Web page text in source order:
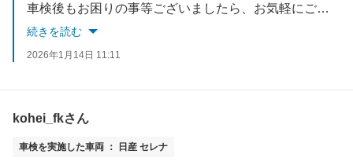
車検後もお困りの事等ございましたら、お気軽にご相談下さい。
また、半年毎の無料点検のご案内をさせて頂いております。
続きを読む
2026年1月14日 11:11
kohei_fkさん
車検を実施した車両 ： 日産 セレナ